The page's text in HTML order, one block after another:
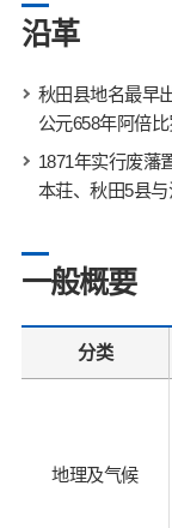
沿革
秋田县地名最早
公元658年阿倍
1871年实行废藩
本荘、秋田5县与
一般概要
分类
地理及气候